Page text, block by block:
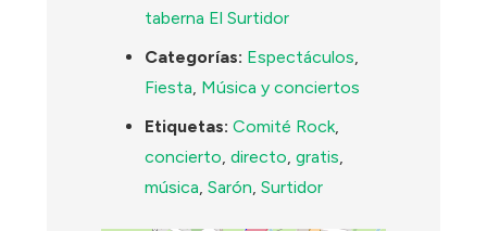
taberna El Surtidor
Categorías: Espectáculos,
Fiesta, Música y conciertos
Etiquetas: Comité Rock,
concierto,directo,gratis,
música,Sarón,Surtidor